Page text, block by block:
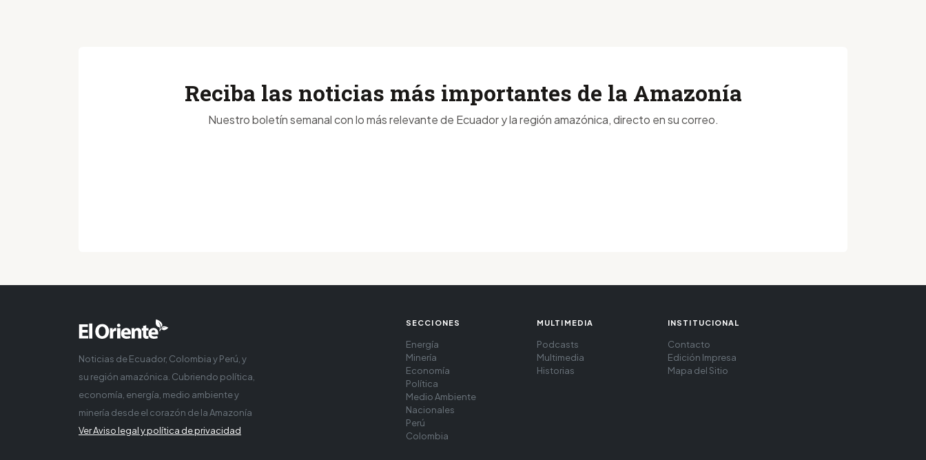
Reciba las noticias más importantes de la Amazonía
Nuestro boletín semanal con lo más relevante de Ecuador y la región amazónica, directo en su correo.
Noticias de Ecuador, Colombia y Perú, y
su región amazónica. Cubriendo política,
economía, energía, medio ambiente y
minería desde el corazón de la Amazonía
Ver Aviso legal y política de privacidad
SECCIONES
Energía
Minería
Economía
Política
Medio Ambiente
Nacionales
Perú
Colombia
MULTIMEDIA
Podcasts
Multimedia
Historias
INSTITUCIONAL
Contacto
Edición Impresa
Mapa del Sitio